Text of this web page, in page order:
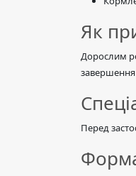
Як
Дорослим
Перед